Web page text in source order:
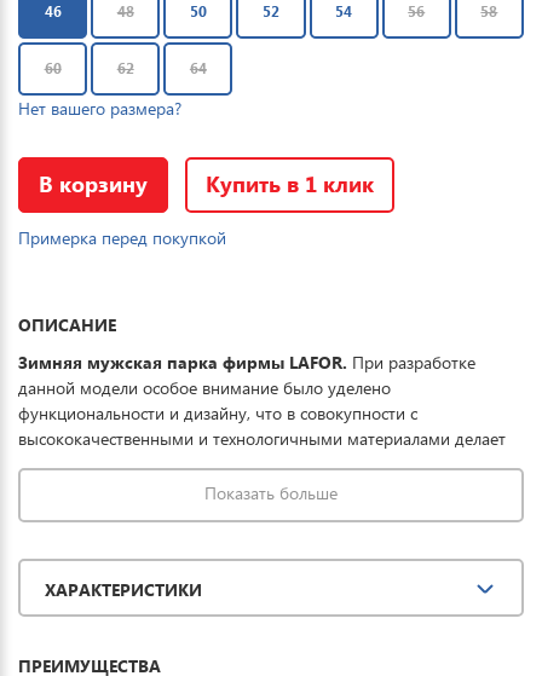
46 48 50 52 54 56 58
60 62 64
Нет вашего размера?
В корзину Купить в 1 клик
Примерка перед покупкой
ОПИСАНИЕ
Зимняя мужская парка фирмы LAFOR. При разработке
данной модели особое внимание было уделено
функциональности и дизайну, что в совокупности с
высококачественными и технологичными материалами делает
данную куртку отличным выбором для комфортного отдыха в
горах и на прогулке. Ткань обработана водоотталкивающей
пропиткой снаружи и антибактериальной - внутри.
защиту одежды от проникновения влаги, до 8 часов катания в
условиях мокрого снега. Купить зимнюю парку мужскую LAFOR
можно для повседневной носки, активного отдыха, туризма и
Показать больше
ХАРАКТЕРИСТИКИ
ПРЕИМУЩЕСТВА